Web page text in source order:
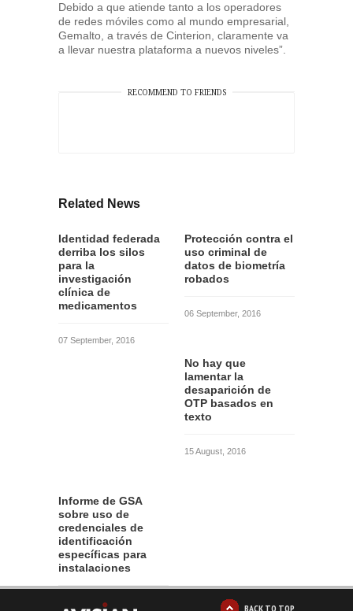
Debido a que atiende tanto a los operadores
de redes móviles como al mundo empresarial,
Gemalto, a través de Cinterion, claramente va
a llevar nuestra plataforma a nuevos niveles”.
RECOMMEND TO FRIENDS
Related News
Identidad federada
derriba los silos
para la
investigación
clínica de
medicamentos
07 September, 2016
Protección contra el
uso criminal de
datos de biometría
robados
06 September, 2016
No hay que
lamentar la
desaparición de
OTP basados en
texto
15 August, 2016
Informe de GSA
sobre uso de
credenciales de
identificación
específicas para
instalaciones
12 August, 2016 BACK TO TOP